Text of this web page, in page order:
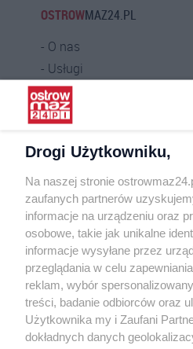
OSTROWMAZ24.PL
O nas
Usługi
Praca
Warunki korzystania
Kontakt
INFORMATOR
Bankomaty
Msze święte
Nocna pomoc lekarska
Taxi
REKLAMA
Drogi Użytkowniku,
Na naszej stronie
zaufanych partnerów
informacje na urządzeniu oraz
osobowe, takie jak unikalne
informacje wysyłane przez
przeglądania w celu
reklam, wybór
treści, badanie odbiorców oraz
Użytkownika my i Zaufani
dokładnych danych